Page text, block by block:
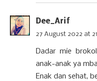
Dee_Arif
27 August 2022 at
Dadar mie
anak-anak ya
Enak dan sehat,